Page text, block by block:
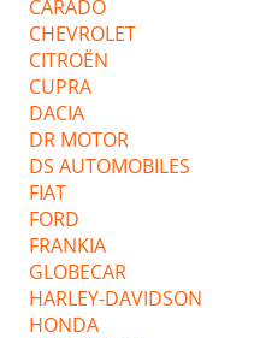
CARADO
CHEVROLET
CITROËN
CUPRA
DACIA
DR MOTOR
DS AUTOMOBILES
FIAT
FORD
FRANKIA
GLOBECAR
HARLEY-DAVIDSON
HONDA